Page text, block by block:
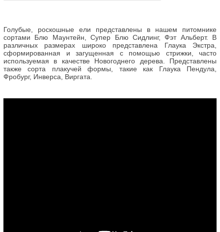
Голубые, роскошные ели представлены в нашем питомнике
сортами Блю Маунтейн, Супер Блю Сидлинг, Фэт Альберт. В
различных размерах широко представлена Глаука Экстра,
сформированная и загущенная с помощью стрижки, часто
используемая в качестве Новогоднего дерева. Представлены
также сорта плакучей формы, такие как Глаука Пендула,
Фробург, Инверса, Виргата.